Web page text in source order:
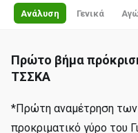
Ανάλυση Γενικά
Πρώτο βήμα
ΤΣΣΚΑ
*Πρώτη αναμέτρηση
προκριματικό γύρο του